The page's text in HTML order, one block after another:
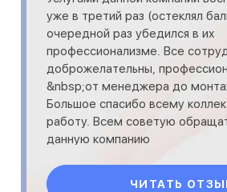
уже в третий раз (остеклял
очередной раз убедился в их
профессионализме. Все
доброжелательны,
&nbsp;от менеджера до
Большое спасибо всему
работу. Всем советую
данную компанию
ЧИТАТЬ